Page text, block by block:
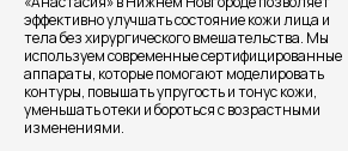
эффективно улучшать состояние кожи лица и
тела без хирургического вмешательства. Мы
используем современные сертифицированные
аппараты, которые помогают моделировать
контуры, повышать упругость и тонус кожи,
уменьшать отеки и бороться с возрастными
изменениями.
пн-пт: 9:00 - 20:00, сб: 9:00 - 15:00,
вс: выходной
Центр эстетической медицины
Нижний Новгород, ул. Грузинская 46
Нижний Новгород, пр. Ленина 1